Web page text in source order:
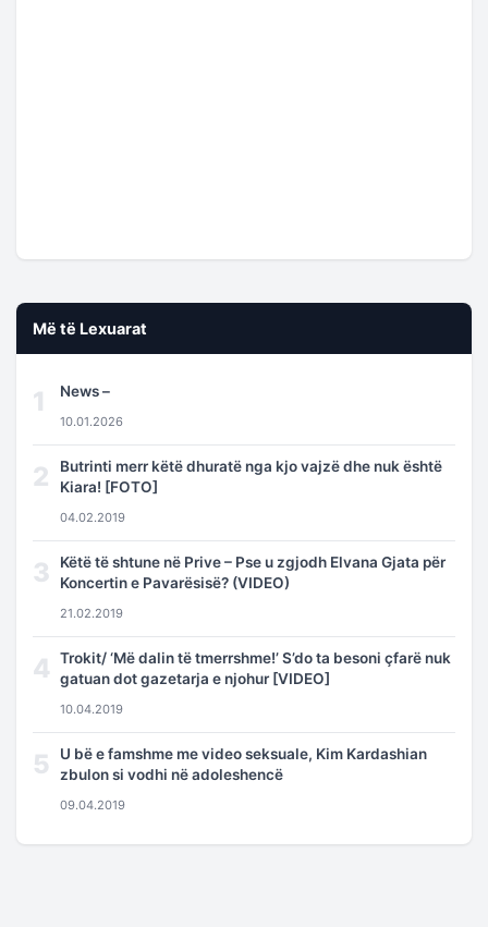
Më të Lexuarat
1 News –
10.01.2026
2
Butrinti merr këtë dhuratë nga kjo vajzë dhe nuk është
Kiara! [FOTO]
04.02.2019
3
Këtë të shtune në Prive – Pse u zgjodh Elvana Gjata për
Koncertin e Pavarësisë? (VIDEO)
21.02.2019
4
Trokit/ ‘Më dalin të tmerrshme!’ S’do ta besoni çfarë nuk
gatuan dot gazetarja e njohur [VIDEO]
10.04.2019
5
U bë e famshme me video seksuale, Kim Kardashian
zbulon si vodhi në adoleshencë
09.04.2019